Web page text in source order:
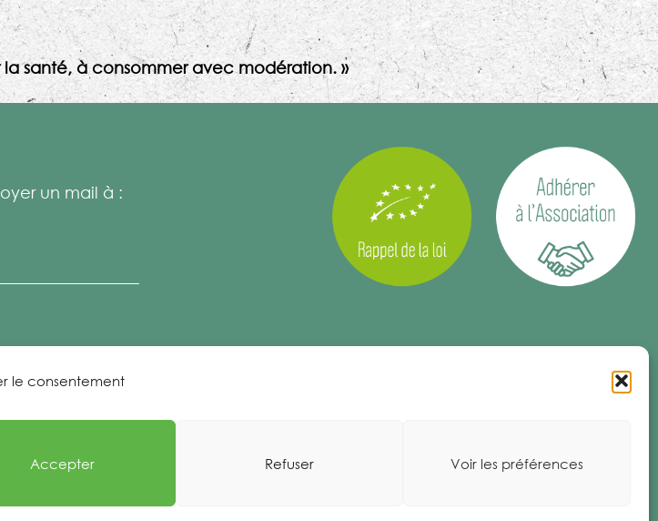
le consentement
Accepter Refuser Voir les préférences
la santé, à consommer avec modération. »
un mail à :